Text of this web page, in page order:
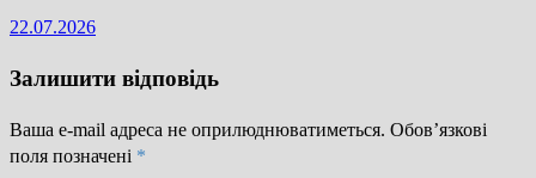
22.07.2026
Залишити відповідь
Ваша e-mail адреса не оприлюднюватиметься. Обов’язкові
поля позначені *